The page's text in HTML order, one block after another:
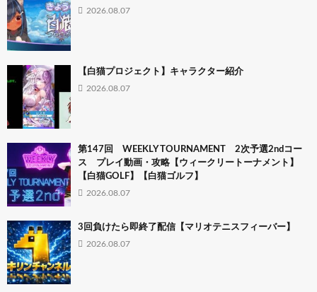
2026.08.07
【白猫プロジェクト】キャラクター紹介
2026.08.07
第147回 WEEKLY TOURNAMENT 2次予選2ndコー
ス プレイ動画・攻略【ウィークリートーナメント】
【白猫GOLF】【白猫ゴルフ】
2026.08.07
3回負けたら即終了配信【マリオテニスフィーバー】
2026.08.07